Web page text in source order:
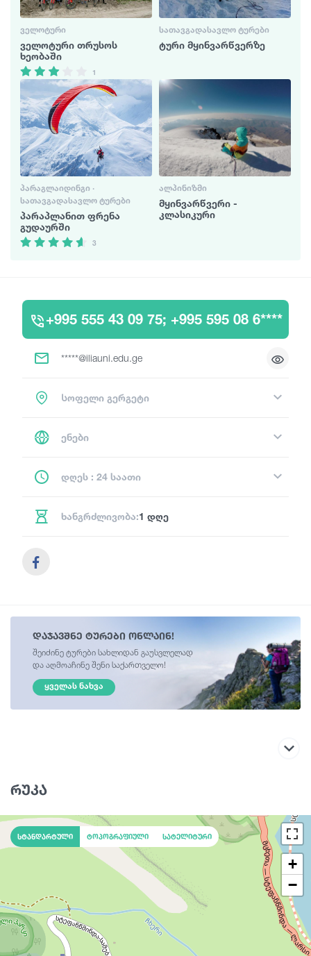
ᲕᲔᲚᲝᲢᲣᲠᲘ
ველოტური თრუსოს
ხეობაში
1
ᲡᲐᲗᲐᲕᲒᲐᲓᲐᲡᲐᲕᲚᲝ ᲢᲣᲠᲔᲑᲘ
ტური მყინვარწვერზე
ᲞᲐᲠᲐᲒᲚᲐᲘᲓᲘᲜᲒᲘ ·
ᲡᲐᲗᲐᲕᲒᲐᲓᲐᲡᲐᲕᲚᲝ ᲢᲣᲠᲔᲑᲘ
პარაპლანით ფრენა
გუდაურში
3
ᲐᲚᲞᲘᲜᲘᲖᲛᲘ
მყინვარწვერი -
კლასიკური
+995 555 43 09 75; +995 595 08 6****
*****@iliauni.edu.ge
Სოფელი გერგეტი
ენები
დღეს : 24 საათი
ხანგრძლივობა:1 დღე
დაჯავშნე ტურები ონლაინ!
შეიძინე ტურები სახლიდან გაუსვლელად
და აღმოაჩინე შენი საქართველო!
ᲧᲕᲔᲚᲐᲡ ᲜᲐᲮᲕᲐ
რუკა
+
−
სტანდარტული ტოპოგრაფიული სატელიტური